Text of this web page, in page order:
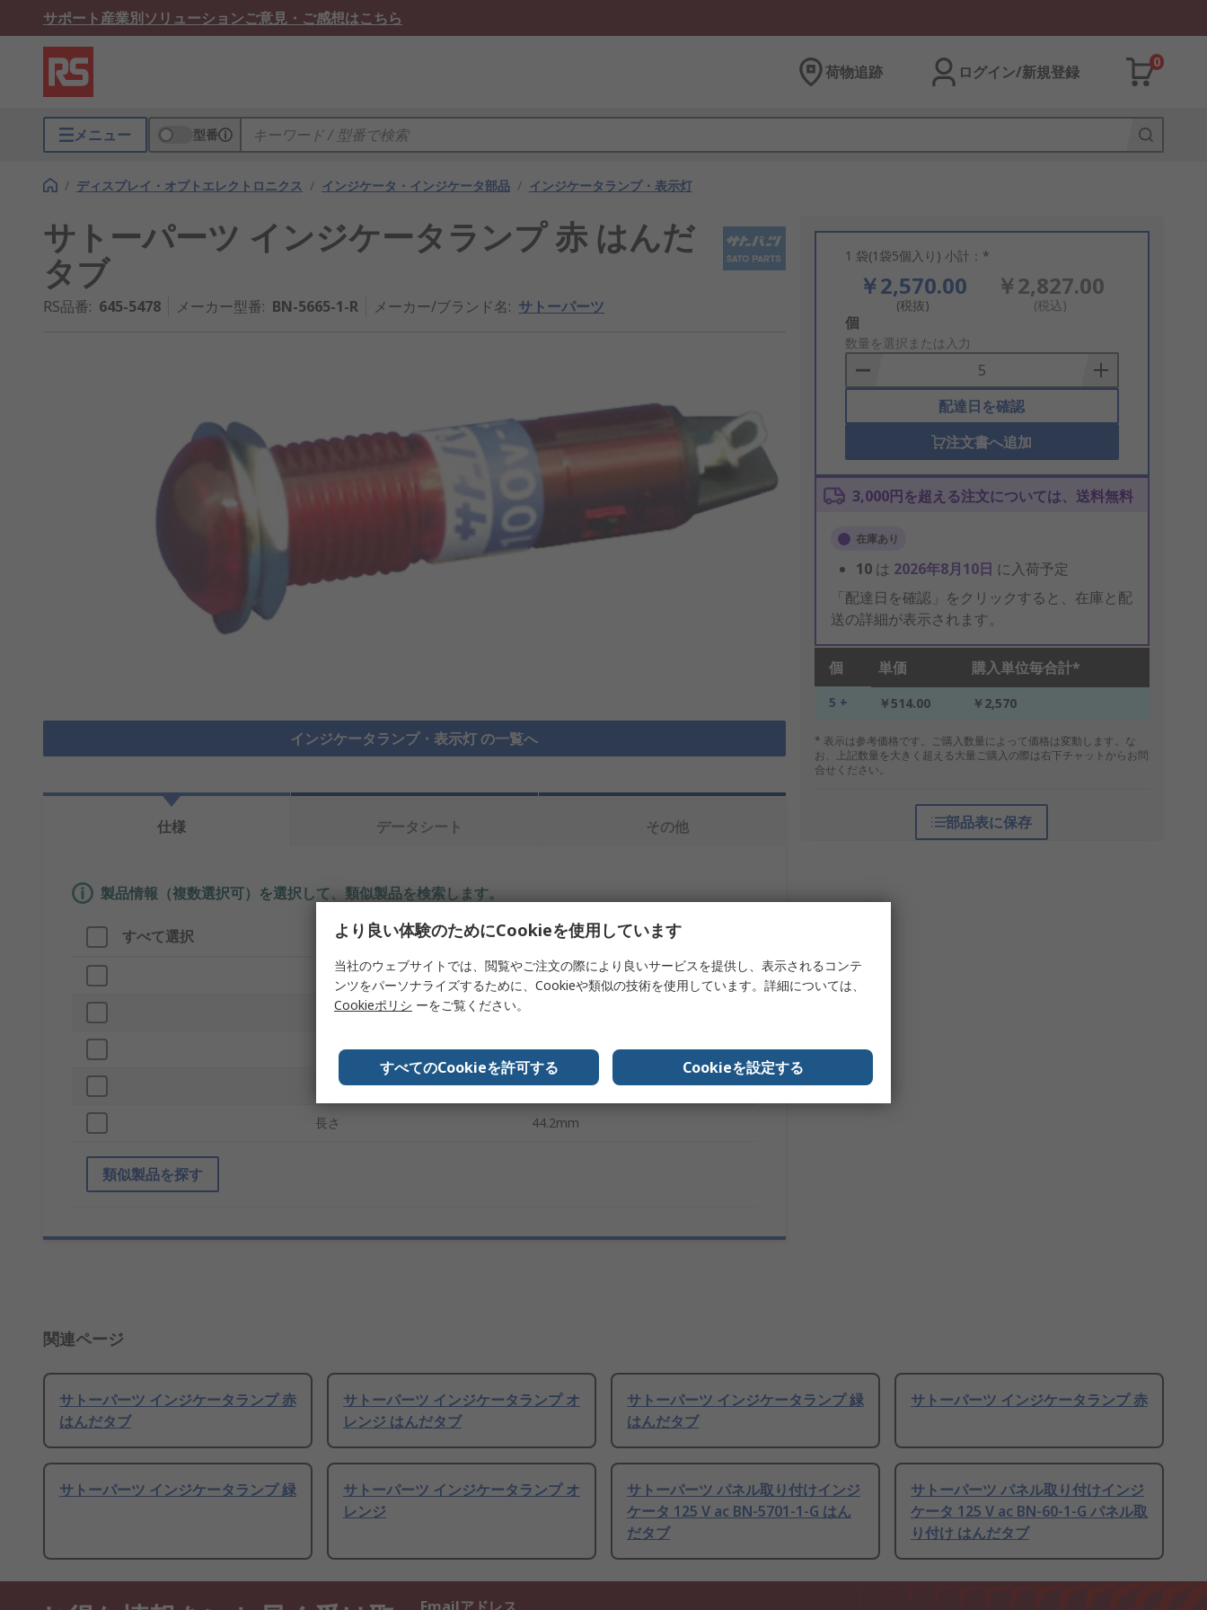
サポート産業別ソリューションご意見・ご感想はこちら
荷物追跡 ログイン/新規登録
0
メニュー 型番
/ ディスプレイ・オプトエレクトロニクス / インジケータ・インジケータ部品 / インジケータランプ・表示灯
サトーパーツ インジケータランプ 赤 はんだ
タブ
RS品番: 645-5478 メーカー型番: BN-5665-1-R メーカー/ブランド名: サトーパーツ
インジケータランプ・表示灯 の一覧へ
1 袋(1袋5個入り) 小計：*
￥2,570.00
(税抜)
￥2,827.00
(税込)
Add
to
Basket
個
数量を選択または入力
配達日を確認
注文書へ追加
3,000円を超える注文については、送料無料
在庫あり
10 は 2026年8月10日 に入荷予定
「配達日を確認」をクリックすると、在庫と配
送の詳細が表示されます。
個 単価 購入単位毎合計*
5 + ￥514.00 ￥2,570
* 表示は参考価格です。ご購入数量によって価格は変動します。な
お、上記数量を大きく超える大量ご購入の際は右下チャットからお問
合せください。
部品表に保存
仕様 データシート その他
製品情報（複数選択可）を選択して、類似製品を検索します。
すべて選択 製品情報 内容
ブランド サトーパーツ
プロダクトタイプ
ライト出力色 赤
電球ベース はんだタブ
長さ 44.2mm
類似製品を探す
関連ページ
サトーパーツ インジケータランプ 赤
はんだタブ
サトーパーツ インジケータランプ オ
レンジ はんだタブ
サトーパーツ インジケータランプ 緑
はんだタブ
サトーパーツ インジケータランプ 赤
サトーパーツ インジケータランプ 緑
サトーパーツ インジケータランプ オ
レンジ
サトーパーツ パネル取り付けインジ
ケータ 125 V ac BN-5701-1-G はん
だタブ
サトーパーツ パネル取り付けインジ
ケータ 125 V ac BN-60-1-G パネル取
り付け はんだタブ
より良い体験のためにCookieを使用しています
当社のウェブサイトでは、閲覧やご注文の際により良いサービスを提供し、表示されるコンテ
ンツをパーソナライズするために、Cookieや類似の技術を使用しています。詳細については、
Cookieポリシ ーをご覧ください。
すべてのCookieを許可する Cookieを設定する